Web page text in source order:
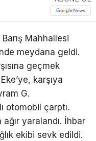
Mahhallesi
meydana geldi.
geçmek
karşıya
G.
otomobil çarptı.
ağır yaralandı. İhbar
ekibi sevk edildi.